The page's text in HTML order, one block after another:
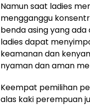
Namun saat ladies
mengganggu
benda asing yang
ladies dapat
keamanan dan
nyaman dan aman
Keempat pemilihan
alas kaki perempuan